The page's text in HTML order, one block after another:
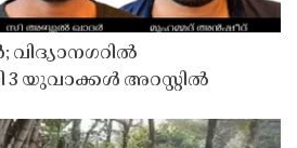
യുവാക്കൾ അറസ്റ്റിൽ